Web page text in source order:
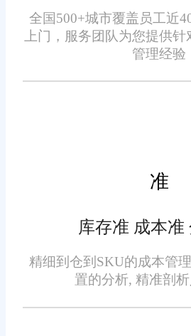
订单异常、库存
工单，外勤无法实时
移动端ERP比拼
外勤办公节奏，弱化
公工位，也能平稳
全国500+城市覆盖员工近
上门，服务团队为您提供
管理经验
准
库存准 成本准
精细到仓到SKU的成本管
置的分析, 精准剖